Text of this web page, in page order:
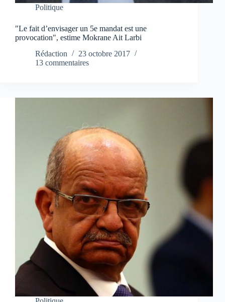
Politique
"Le fait d’envisager un 5e mandat est une
provocation", estime Mokrane Ait Larbi
Rédaction
23 octobre 2017
13 commentaires